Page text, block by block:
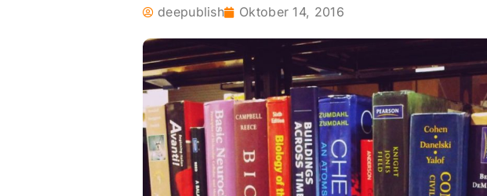
deepublish Oktober 14, 2016